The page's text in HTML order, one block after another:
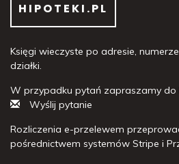
HIPOTEKI.PL
Księgi wieczyste po adresie,
działki.
W przypadku pytań zapraszamy do
Wyślij pytanie
Rozliczenia e-przelewem
pośrednictwem systemów Stripe i